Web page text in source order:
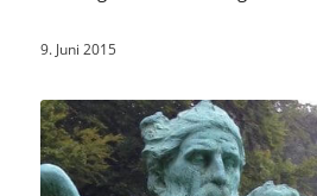
9. Juni 2015